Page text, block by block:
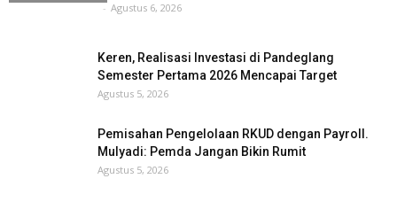
- Agustus 6, 2026
Keren, Realisasi Investasi di Pandeglang
Semester Pertama 2026 Mencapai Target
Agustus 5, 2026
Pemisahan Pengelolaan RKUD dengan Payroll.
Mulyadi: Pemda Jangan Bikin Rumit
Agustus 5, 2026